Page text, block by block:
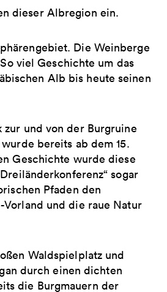
dieser Albregion ein.
Die Weinberge
viel Geschichte um das
Alb bis heute seinen
und von der Burgruine
bereits ab dem 15.
Geschichte wurde diese
sogar
Pfaden den
und die raue Natur
Waldspielplatz und
durch einen dichten
die Burgmauern der